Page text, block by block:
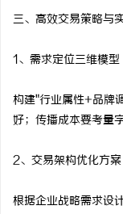
三、高效交易策略与
1、需求定位三维模型
构建"行业属性+品牌
好；传播成本要考量
2、交易架构优化方案
根据企业战略需求设